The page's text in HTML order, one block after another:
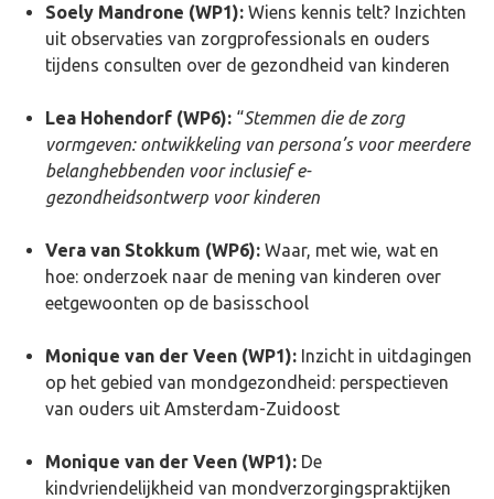
Soely Mandrone (WP1):Wiens kennis telt? Inzichten
uit observaties van zorgprofessionals en ouders
tijdens consulten over de gezondheid van kinderen
Lea Hohendorf (WP6):“Stemmen die de zorg
vormgeven: ontwikkeling van persona’s voor meerdere
belanghebbenden voor inclusief e-
gezondheidsontwerp voor kinderen
Vera van Stokkum (WP6):Waar, met wie, wat en
hoe: onderzoek naar de mening van kinderen over
eetgewoonten op de basisschool
Monique van der Veen (WP1):Inzicht in uitdagingen
op het gebied van mondgezondheid: perspectieven
van ouders uit Amsterdam-Zuidoost
Monique van der Veen (WP1):De
kindvriendelijkheid van mondverzorgingspraktijken